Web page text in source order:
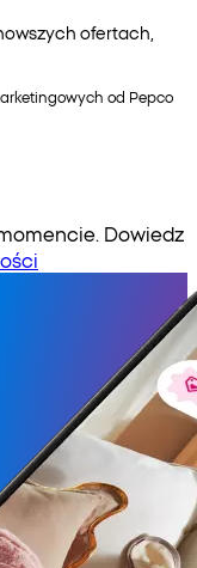
ofertach,
od Pepco
Dowiedz